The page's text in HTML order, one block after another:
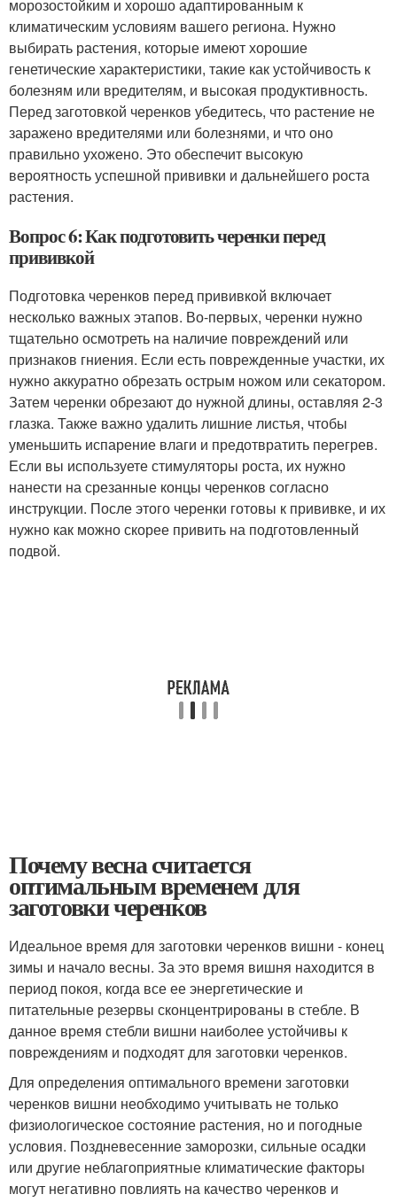
морозостойким и хорошо адаптированным к
климатическим условиям вашего региона. Нужно
выбирать растения, которые имеют хорошие
генетические характеристики, такие как устойчивость к
болезням или вредителям, и высокая продуктивность.
Перед заготовкой черенков убедитесь, что растение не
заражено вредителями или болезнями, и что оно
правильно ухожено. Это обеспечит высокую
вероятность успешной прививки и дальнейшего роста
растения.
Вопрос 6: Как подготовить черенки перед
прививкой
Подготовка черенков перед прививкой включает
несколько важных этапов. Во-первых, черенки нужно
тщательно осмотреть на наличие повреждений или
признаков гниения. Если есть поврежденные участки, их
нужно аккуратно обрезать острым ножом или секатором.
Затем черенки обрезают до нужной длины, оставляя 2-3
глазка. Также важно удалить лишние листья, чтобы
уменьшить испарение влаги и предотвратить перегрев.
Если вы используете стимуляторы роста, их нужно
нанести на срезанные концы черенков согласно
инструкции. После этого черенки готовы к прививке, и их
нужно как можно скорее привить на подготовленный
подвой.
Почему весна считается
оптимальным временем для
заготовки черенков
Идеальное время для заготовки черенков вишни - конец
зимы и начало весны. За это время вишня находится в
период покоя, когда все ее энергетические и
питательные резервы сконцентрированы в стебле. В
данное время стебли вишни наиболее устойчивы к
повреждениям и подходят для заготовки черенков.
Для определения оптимального времени заготовки
черенков вишни необходимо учитывать не только
физиологическое состояние растения, но и погодные
условия. Поздневесенние заморозки, сильные осадки
или другие неблагоприятные климатические факторы
могут негативно повлиять на качество черенков и